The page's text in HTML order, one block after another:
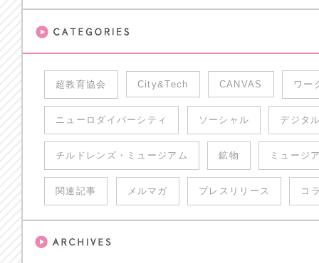
超教育協会 City&Tech CANVAS ワー
ニューロダイバーシティ ソーシャル デジタ
チルドレンズ・ミュージアム 鉱物 ミュージ
関連記事 メルマガ プレスリリース コ